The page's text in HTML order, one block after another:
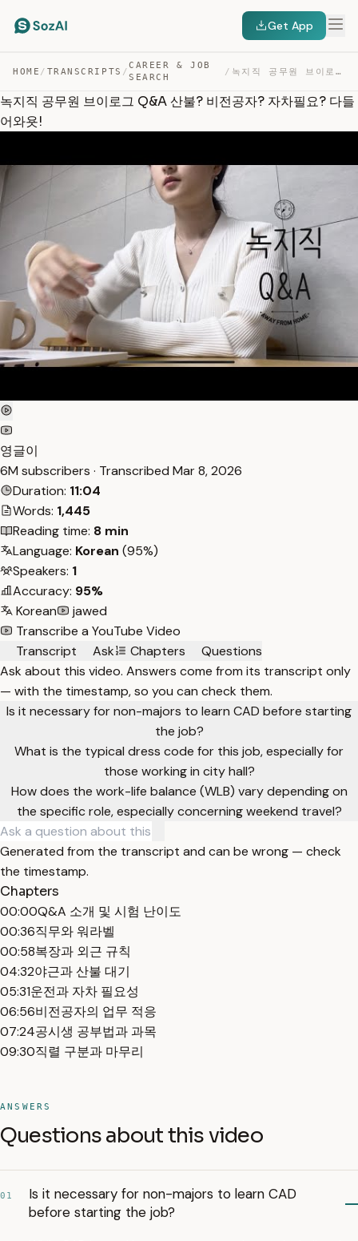
Get App
HOME / TRANSCRIPTS /
CAREER & JOB
SEARCH
/ 녹지직 공무원 브이로그 Q&A 산불? 비전공자? 자차필요? 다들어와욧! — TRANSCRIPT
녹지직 공무원 브이로그 Q&A 산불? 비전공자? 자차필요? 다들
어와욧!
영글이
6M subscribers · Transcribed Mar 8, 2026
Duration: 11:04
Words: 1,445
Reading time: 8 min
Language: Korean (95%)
Speakers: 1
Accuracy: 95%
Korean
jawed
Transcribe a YouTube Video
Transcript
Ask Chapters
Questions
Ask about this video. Answers come from its transcript only
— with the timestamp, so you can check them.
Is it necessary for non-majors to learn CAD before starting
the job?
What is the typical dress code for this job, especially for
those working in city hall?
How does the work-life balance (WLB) vary depending on
the specific role, especially concerning weekend travel?
Generated from the transcript and can be wrong — check
the timestamp.
Chapters
00:00Q&A 소개 및 시험 난이도
00:36직무와 워라벨
00:58복장과 외근 규칙
04:32야근과 산불 대기
05:31운전과 자차 필요성
06:56비전공자의 업무 적응
07:24공시생 공부법과 과목
09:30직렬 구분과 마무리
ANSWERS
Questions about this video
01
Is it necessary for non-majors to learn CAD
before starting the job?